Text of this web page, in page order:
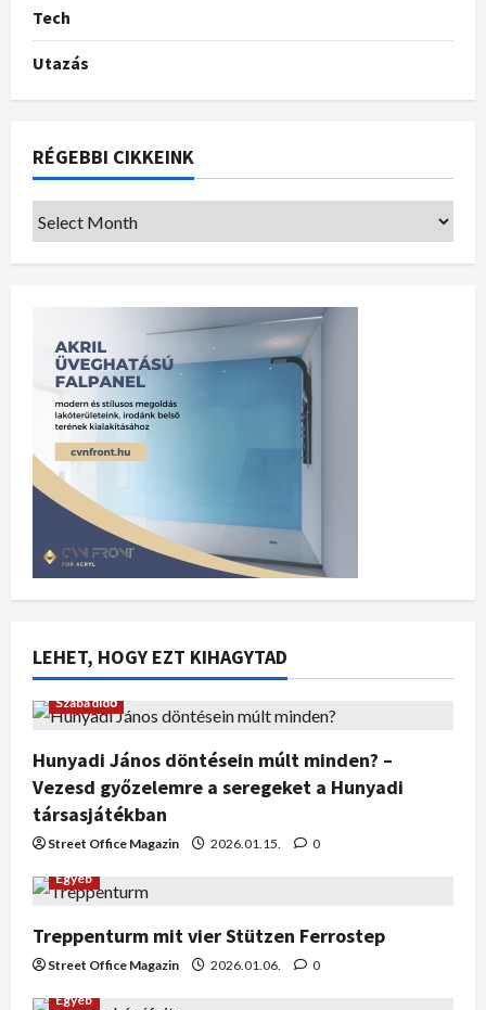
Tech
Utazás
RÉGEBBI CIKKEINK
LEHET, HOGY EZT KIHAGYTAD
Szabadidő
Hunyadi János döntésein múlt minden? –
Vezesd győzelemre a seregeket a Hunyadi
társasjátékban
Street Office Magazin 2026.01.15. 0
Egyéb
Treppenturm mit vier Stützen Ferrostep
Street Office Magazin 2026.01.06. 0
Egyéb